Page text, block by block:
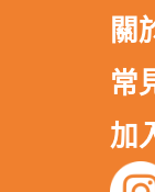
關
常
加